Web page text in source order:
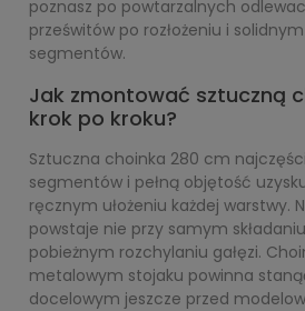
poznasz po powtarzalnych
prześwitów po rozłożeniu i
segmentów.
Jak zmontować sztuczną
krok po kroku?
Sztuczna choinka 280 cm
segmentów i pełną objętość
ręcznym ułożeniu każdej warstwy.
powstaje nie przy samym
pobieżnym rozchylaniu gałęzi.
metalowym stojaku powinna
docelowym jeszcze przed